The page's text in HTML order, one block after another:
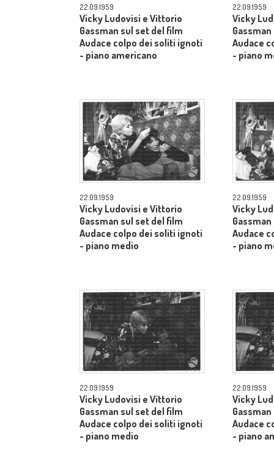
22.09.1959
Vicky Ludovisi e Vittorio
Gassman sul set del film
Audace colpo dei soliti ignoti
- piano americano
22.09.1959
Vicky
Audace
- piano
22.09.1959
Vicky Ludovisi e Vittorio
Gassman sul set del film
Audace colpo dei soliti ignoti
- piano medio
22.09.1959
Vicky
Audace
- piano
22.09.1959
Vicky Ludovisi e Vittorio
Gassman sul set del film
Audace colpo dei soliti ignoti
- piano medio
22.09.1959
Vicky
Audace
- piano